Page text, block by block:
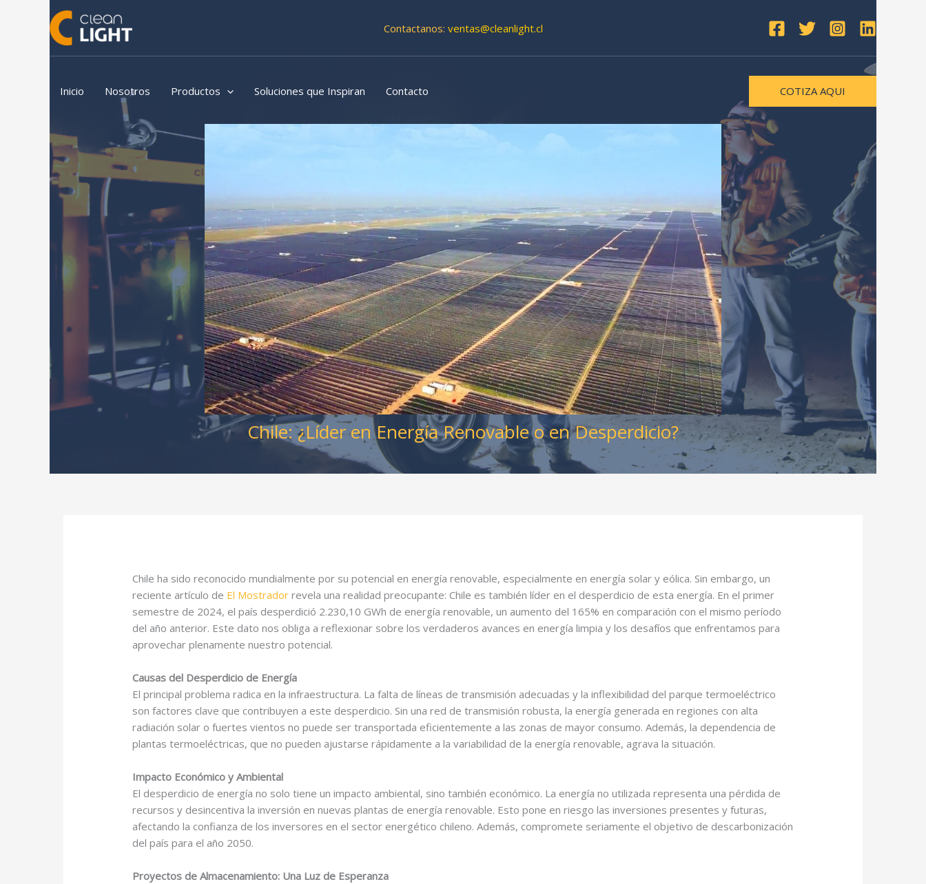
Contactanos: ventas@cleanlight.cl
Inicio Nosotros Productos Soluciones que Inspiran Contacto COTIZA AQUI
Chile: ¿Líder en Energía Renovable o en Desperdicio?
Chile ha sido reconocido mundialmente por su potencial en energía renovable, especialmente en energía solar y eólica. Sin embargo, un
reciente artículo de El Mostrador revela una realidad preocupante: Chile es también líder en el desperdicio de esta energía. En el primer
semestre de 2024, el país desperdició 2.230,10 GWh de energía renovable, un aumento del 165% en comparación con el mismo período
del año anterior. Este dato nos obliga a reflexionar sobre los verdaderos avances en energía limpia y los desafíos que enfrentamos para
aprovechar plenamente nuestro potencial.
Causas del Desperdicio de Energía
El principal problema radica en la infraestructura. La falta de líneas de transmisión adecuadas y la inflexibilidad del parque termoeléctrico
son factores clave que contribuyen a este desperdicio. Sin una red de transmisión robusta, la energía generada en regiones con alta
radiación solar o fuertes vientos no puede ser transportada eficientemente a las zonas de mayor consumo. Además, la dependencia de
plantas termoeléctricas, que no pueden ajustarse rápidamente a la variabilidad de la energía renovable, agrava la situación.
Impacto Económico y Ambiental
El desperdicio de energía no solo tiene un impacto ambiental, sino también económico. La energía no utilizada representa una pérdida de
recursos y desincentiva la inversión en nuevas plantas de energía renovable. Esto pone en riesgo las inversiones presentes y futuras,
afectando la confianza de los inversores en el sector energético chileno. Además, compromete seriamente el objetivo de descarbonización
del país para el año 2050.
Proyectos de Almacenamiento: Una Luz de Esperanza